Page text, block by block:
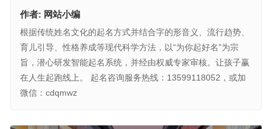
作者: 网站小编
根据传统姓名文化的起名方式并结合字的形音义、流行趋势、
育儿引导、性格养成等现代科学方法，以“为你起好名”为宗
旨，潜心研发智能起名系统，并经由权威专家审核。让孩子赢
在人生起跑线上。 起名咨询服务热线：13599118052，或加
微信：cdqmwz